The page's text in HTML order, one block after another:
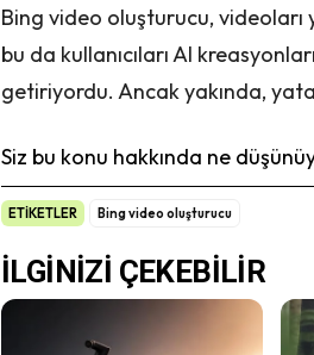
Bing video oluşturucu, videoları
bu da kullanıcıları AI
getiriyordu. Ancak yakında,
Siz bu konu hakkında ne
ETİKETLER Bing video oluşturucu